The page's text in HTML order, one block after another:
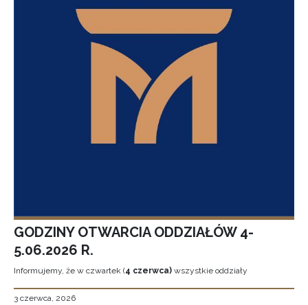
GODZINY OTWARCIA ODDZIAŁÓW 4-
5.06.2026 R.
Informujemy, że w czwartek (4 czerwca) wszystkie oddziały
3 czerwca, 2026